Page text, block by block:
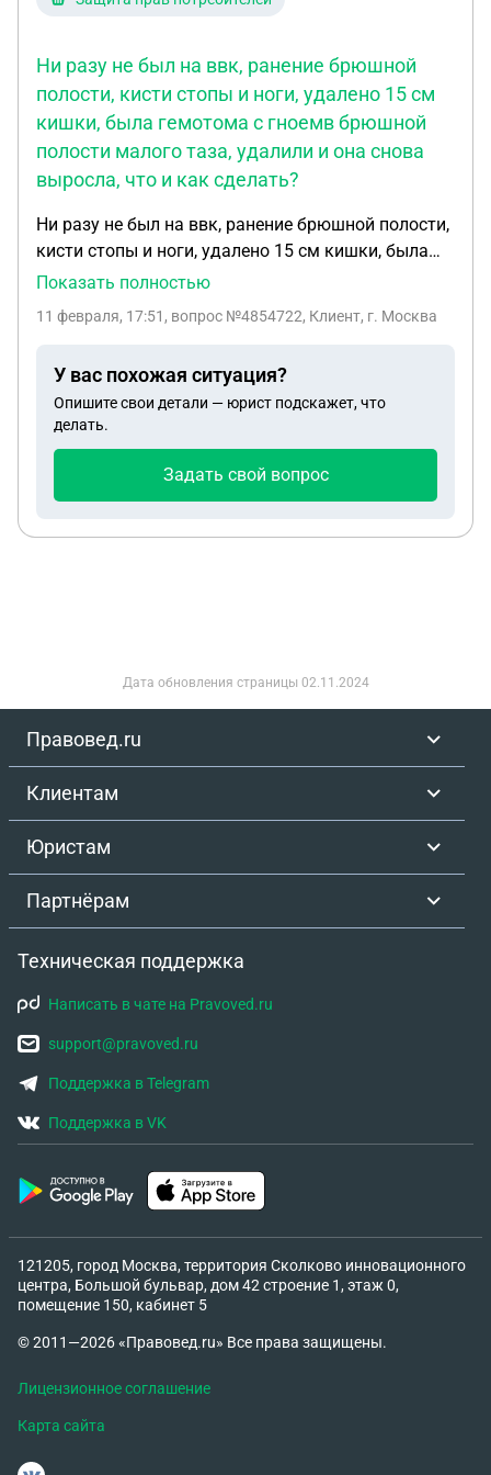
если я не смогу выплатить эту сумму
Ни разу не был на ввк, ранение брюшной
полости, кисти стопы и ноги, удалено 15 см
кишки, была гемотома с гноемв брюшной
полости малого таза, удалили и она снова
выросла, что и как сделать?
Ни разу не был на ввк, ранение брюшной полости,
кисти стопы и ноги, удалено 15 см кишки, была
гемотома с гноемв брюшной полости малого
сделать? Не могу делать вообще никакие
тянет и болит, с туалетом такое же
Показать полностью
11 февраля, 17:51 , вопрос №4854722, Клиент, г. Москва
У вас похожая ситуация?
Опишите свои детали — юрист подскажет, что
делать.
Задать свой вопрос
Дата обновления страницы 02.11.2024
Правовед.ru
Клиентам
Юристам
Партнёрам
Техническая поддержка
Написать в чате на Pravoved.ru
support@pravoved.ru
Поддержка в Telegram
Поддержка в VK
121205, город Москва, территория Сколково инновационного
центра, Большой бульвар, дом 42 строение 1, этаж 0,
помещение 150, кабинет 5
© 2011—2026 «Правовед.ru» Все права защищены.
Лицензионное соглашение
Карта сайта